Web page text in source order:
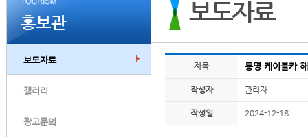
보도자료
갤러리
광고문의
제목 통영 케이블카
작성자 관리자
작성일 2024-12-18